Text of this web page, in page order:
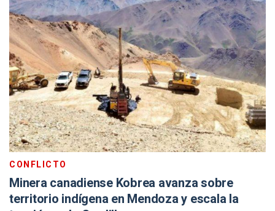
CONFLICTO
Minera canadiense Kobrea avanza sobre
territorio indígena en Mendoza y escala la